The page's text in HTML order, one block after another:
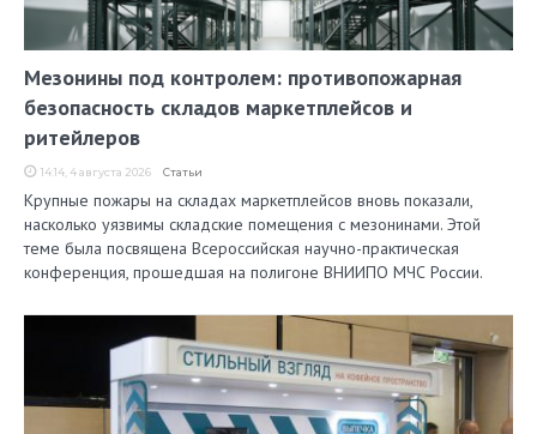
Мезонины под контролем: противопожарная
безопасность складов маркетплейсов и
ритейлеров
14:14, 4 августа 2026 Статьи
Крупные пожары на складах маркетплейсов вновь показали,
насколько уязвимы складские помещения с мезонинами. Этой
теме была посвящена Всероссийская научно-практическая
конференция, прошедшая на полигоне ВНИИПО МЧС России.